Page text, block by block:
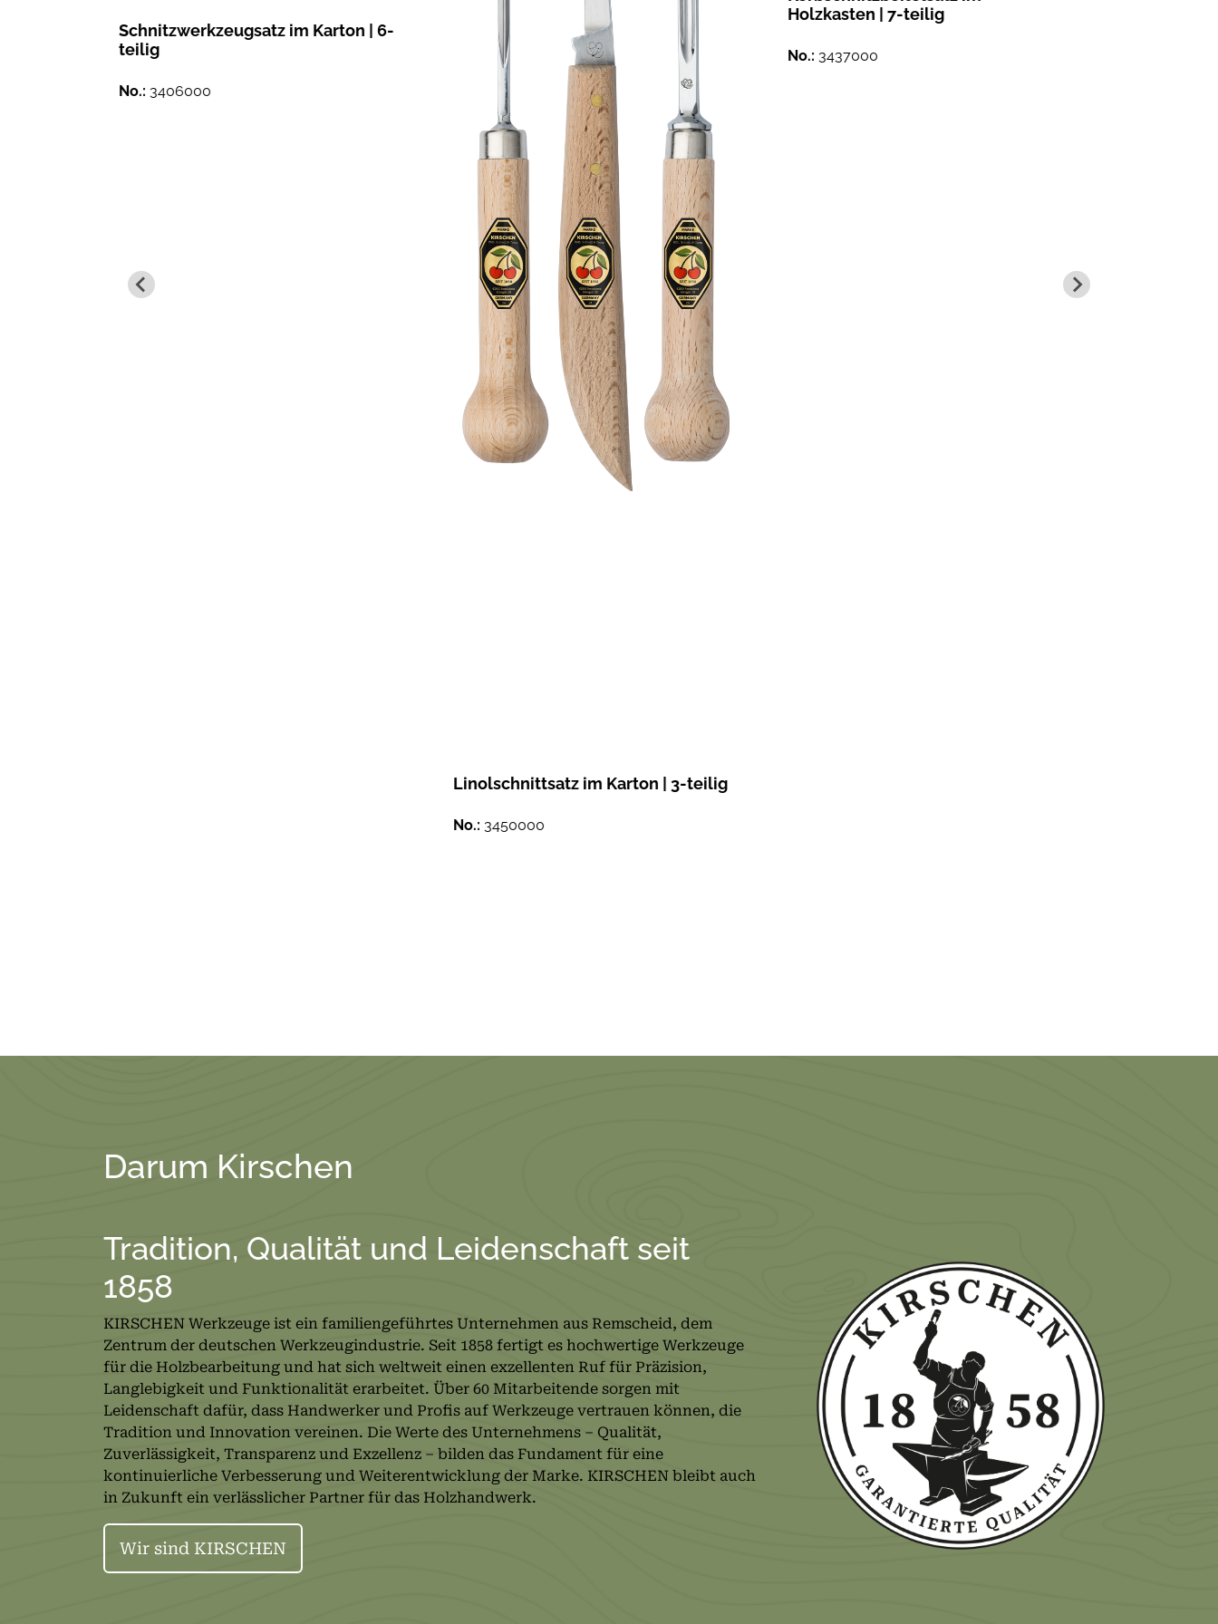
Schnitzwerkzeugsatz im Karton | 6-
teilig
No.: 3406000
Linolschnittsatz im Karton | 3-teilig
No.: 3450000
Holzkasten | 7-teilig
No.: 3437000
Darum Kirschen
Tradition, Qualität und Leidenschaft seit
1858
KIRSCHEN Werkzeuge ist ein familiengeführtes Unternehmen aus Remscheid, dem
Zentrum der deutschen Werkzeugindustrie. Seit 1858 fertigt es hochwertige Werkzeuge
für die Holzbearbeitung und hat sich weltweit einen exzellenten Ruf für Präzision,
Langlebigkeit und Funktionalität erarbeitet. Über 60 Mitarbeitende sorgen mit
Leidenschaft dafür, dass Handwerker und Profis auf Werkzeuge vertrauen können, die
Tradition und Innovation vereinen. Die Werte des Unternehmens – Qualität,
Zuverlässigkeit, Transparenz und Exzellenz – bilden das Fundament für eine
kontinuierliche Verbesserung und Weiterentwicklung der Marke. KIRSCHEN bleibt auch
in Zukunft ein verlässlicher Partner für das Holzhandwerk.
Wir sind KIRSCHEN